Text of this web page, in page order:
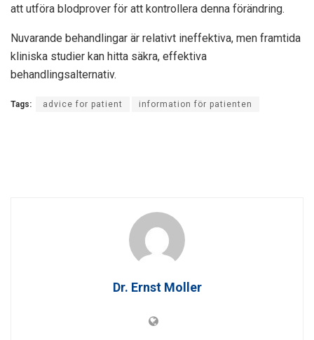
att utföra blodprover för att kontrollera denna förändring.
Nuvarande behandlingar är relativt ineffektiva, men framtida
kliniska studier kan hitta säkra, effektiva
behandlingsalternativ.
Tags: advice for patient information för patienten
Dr. Ernst Moller